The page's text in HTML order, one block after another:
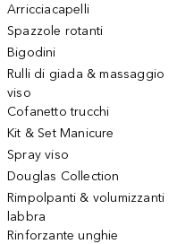
Arricciacapelli
Spazzole rotanti
Bigodini
Rulli di giada & massaggio
viso
Cofanetto trucchi
Kit & Set Manicure
Spray viso
Douglas Collection
Rimpolpanti & volumizzanti
labbra
Rinforzante unghie